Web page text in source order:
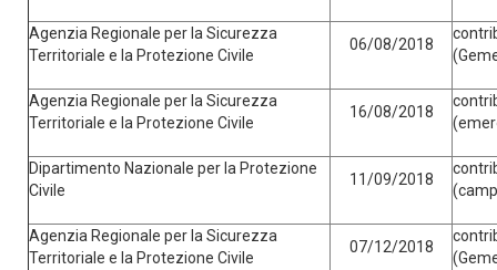
Agenzia Regionale per la Sicurezza
Territoriale e la Protezione Civile
06/08/2018
Agenzia Regionale per la Sicurezza
Territoriale e la Protezione Civile
16/08/2018
Dipartimento Nazionale per la Protezione
Civile
11/09/2018
Agenzia Regionale per la Sicurezza
Territoriale e la Protezione Civile
07/12/2018